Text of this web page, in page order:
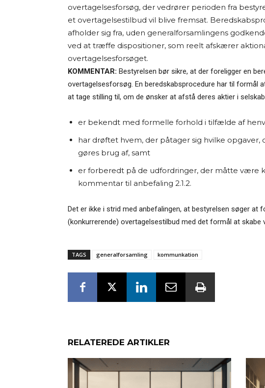
overtagelsesforsøg, der vedrører perioden fra
et overtagelsestilbud vil blive fremsat.
afholder sig fra, uden generalforsamlingens
ved at træffe dispositioner, som reelt afskærer
overtagelsesforsøget.
KOMMENTAR: Bestyrelsen bør sikre, at der foreligger en
overtagelsesforsøg. En beredskabsprocedure har til formål
at tage stilling til, om de ønsker at afstå deres aktier i
er bekendt med formelle forhold i tilfælde af
har drøftet hvem, der påtager sig hvilke opgaver,
gøres brug af, samt
er forberedt på de udfordringer, der måtte være
kommentar til anbefaling 2.1.2.
Det er ikke i strid med anbefalingen, at bestyrelsen søger
(konkurrerende) overtagelsestilbud med det formål at
TAGS generalforsamling kommunkation
RELATEREDE ARTIKLER